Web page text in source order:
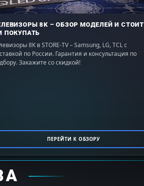
8K – ОБЗОР МОДЕЛЕЙ И СТОИТ
ПОКУПАТЬ
8K в STORE-TV – Samsung, LG, TCL с
по России. Гарантия и консультация по
Закажите со скидкой!
ПЕРЕЙТИ К ОБЗОРУ